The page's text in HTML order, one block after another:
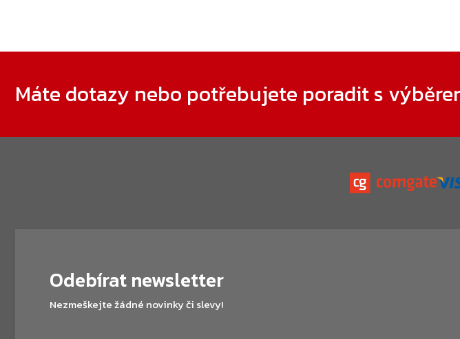
Máte dotazy nebo potřebujete poradit s
Odebírat newsletter
Nezmeškejte žádné novinky či slevy!